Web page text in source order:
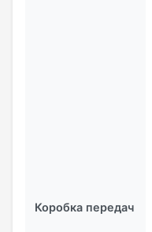
Коробка передач